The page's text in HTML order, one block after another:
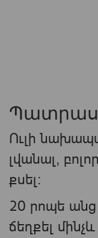
Ուլի
լվանալ,
քսել:
20 րոպե անց
ճեղքել